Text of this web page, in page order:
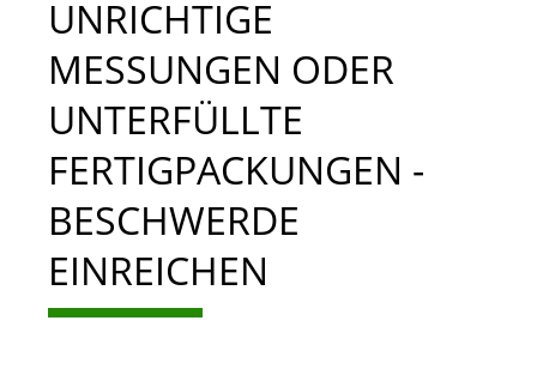
UNRICHTIGE
MESSUNGEN ODER
UNTERFÜLLTE
FERTIGPACKUNGEN -
BESCHWERDE
EINREICHEN